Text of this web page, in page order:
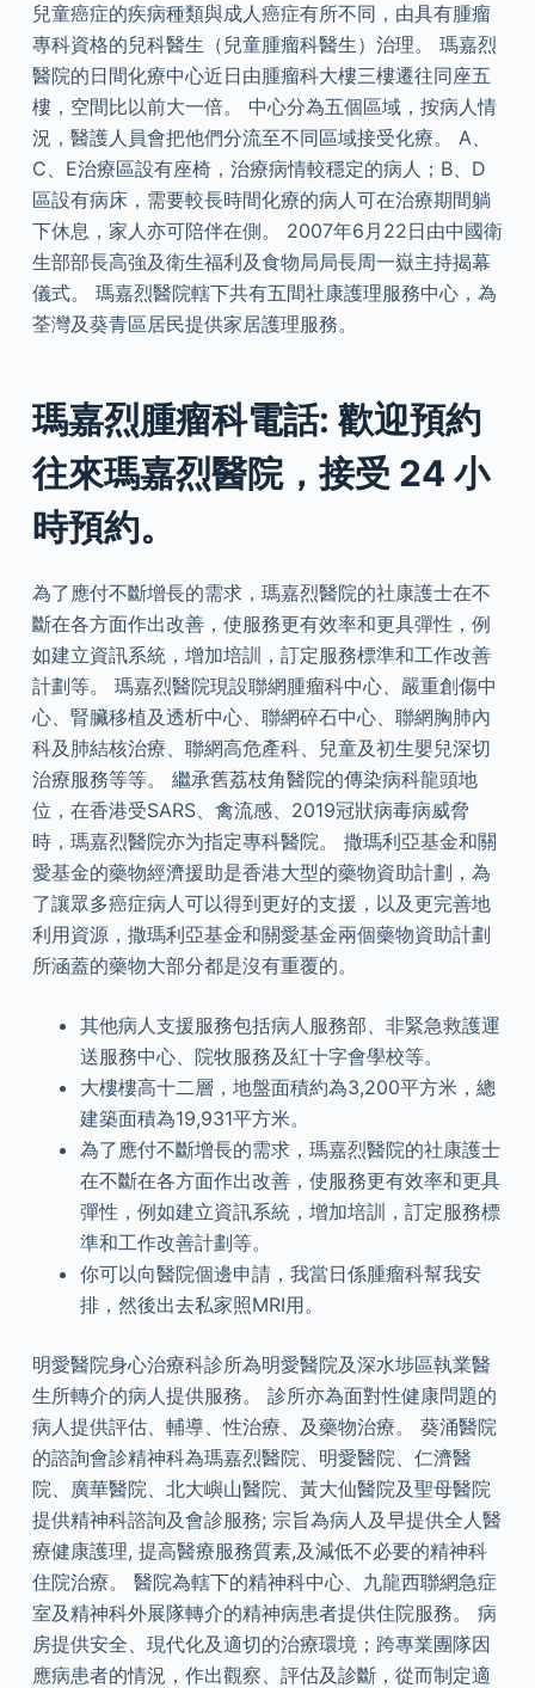
兒童癌症的疾病種類與成人癌症有所不同，由具有腫瘤
專科資格的兒科醫生（兒童腫瘤科醫生）治理。 瑪嘉烈
醫院的日間化療中心近日由腫瘤科大樓三樓遷往同座五
樓，空間比以前大一倍。 中心分為五個區域，按病人情
況，醫護人員會把他們分流至不同區域接受化療。 A、
C、E治療區設有座椅，治療病情較穩定的病人；B、D
區設有病床，需要較長時間化療的病人可在治療期間躺
下休息，家人亦可陪伴在側。 2007年6月22日由中國衛
生部部長高強及衛生福利及食物局局長周一嶽主持揭幕
儀式。 瑪嘉烈醫院轄下共有五間社康護理服務中心，為
荃灣及葵青區居民提供家居護理服務。
瑪嘉烈腫瘤科電話: 歡迎預約
往來瑪嘉烈醫院，接受 24 小
時預約。
為了應付不斷增長的需求，瑪嘉烈醫院的社康護士在不
斷在各方面作出改善，使服務更有效率和更具彈性，例
如建立資訊系統，增加培訓，訂定服務標準和工作改善
計劃等。 瑪嘉烈醫院現設聯網腫瘤科中心、嚴重創傷中
心、腎臟移植及透析中心、聯網碎石中心、聯網胸肺內
科及肺結核治療、聯網高危產科、兒童及初生嬰兒深切
治療服務等等。 繼承舊荔枝角醫院的傳染病科龍頭地
位，在香港受SARS、禽流感、2019冠狀病毒病威脅
時，瑪嘉烈醫院亦为指定專科醫院。 撒瑪利亞基金和關
愛基金的藥物經濟援助是香港大型的藥物資助計劃，為
了讓眾多癌症病人可以得到更好的支援，以及更完善地
利用資源，撒瑪利亞基金和關愛基金兩個藥物資助計劃
所涵蓋的藥物大部分都是沒有重覆的。
其他病人支援服務包括病人服務部、非緊急救護運
送服務中心、院牧服務及紅十字會學校等。
大樓樓高十二層，地盤面積約為3,200平方米，總
建築面積為19,931平方米。
為了應付不斷增長的需求，瑪嘉烈醫院的社康護士
在不斷在各方面作出改善，使服務更有效率和更具
彈性，例如建立資訊系統，增加培訓，訂定服務標
準和工作改善計劃等。
你可以向醫院個邊申請，我當日係腫瘤科幫我安
排，然後出去私家照MRI用。
明愛醫院身心治療科診所為明愛醫院及深水埗區執業醫
生所轉介的病人提供服務。 診所亦為面對性健康問題的
病人提供評估、輔導、性治療、及藥物治療。 葵涌醫院
的諮詢會診精神科為瑪嘉烈醫院、明愛醫院、仁濟醫
院、廣華醫院、北大嶼山醫院、黃大仙醫院及聖母醫院
提供精神科諮詢及會診服務; 宗旨為病人及早提供全人醫
療健康護理, 提高醫療服務質素,及減低不必要的精神科
住院治療。 醫院為轄下的精神科中心、九龍西聯網急症
室及精神科外展隊轉介的精神病患者提供住院服務。 病
房提供安全、現代化及適切的治療環境；跨專業團隊因
應病患者的情況，作出觀察、評估及診斷，從而制定適